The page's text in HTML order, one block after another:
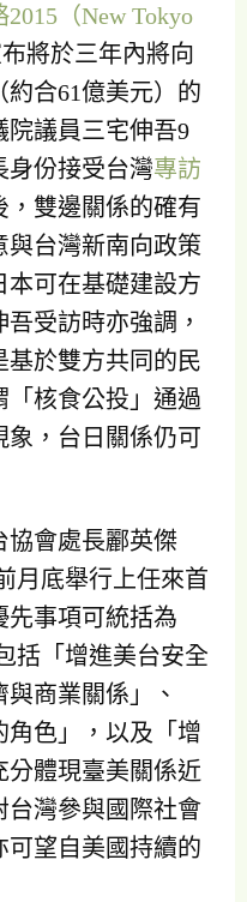
（New Tokyo
布將於三年內將向
約合61億美元）的
院議員三宅伸吾9
身份接受台灣專訪
，雙邊關係的確有
與台灣新南向政策
本可在基礎建設方
受訪時亦強調，
基於雙方共同的民
「核食公投」通過
象，台日關係仍可
協會處長酈英傑
月底舉行上任來首
先事項可統括為
括「增進美台安全
商業關係」、
角色」，以及「增
分體現臺美關係近
台灣參與國際社會
可望自美國持續的